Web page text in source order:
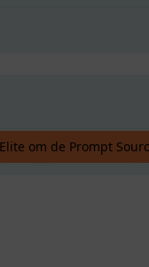
spelmechanica
om de Prompt